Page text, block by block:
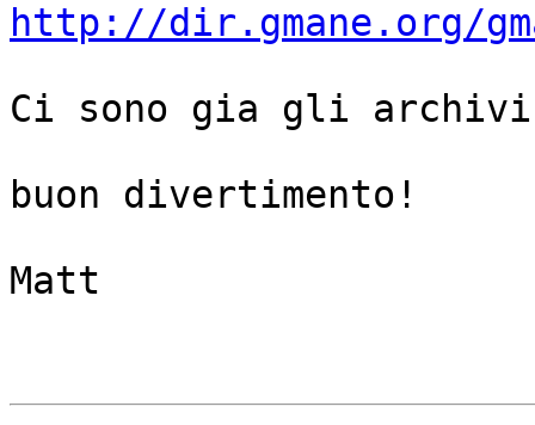
http://dir.gmane.org/
Ci sono gia gli
buon divertimento!
Matt